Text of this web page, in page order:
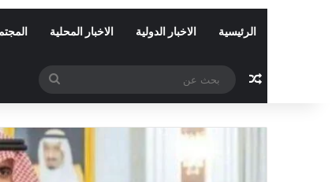
الرئيسية الاخبار الدولية الاخبار المحلية
مقال عشوائي
بحث
عن